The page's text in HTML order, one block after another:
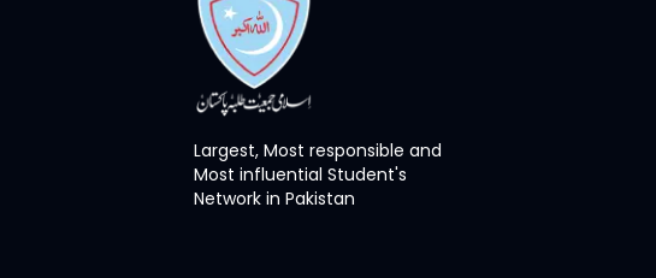
سمیت ملک بھرکے تعلیمی اداروں میں احتجاجی مظاہرے،
سیاہ پٹیاں، تصویری نمائش اور آگاہی ریلیاں منعقد کی جائیں
گی جن میں ہزاروں طلبہ شرکت کریں گے۔ مرکزی
سیکرٹری اطلاعات محمد طیب چوہان نے بتایا کہ یومِ سیاہ کے
موقع پر ناظم اعلیٰ اسلامی جمعیت طلبہ پاکستان حسن بلال
ہاشمی نے خصوصی پیغام جاری کیا ہے، جس میں انہوں نے
کہا ہے کہ یہ دن محض احتجاجی علامت نہیں بلکہ ایک فکری
تحریک کی عملی جھلک ہے جو یہ پیغام دے رہی ہے کہ
Largest, Most responsible and
Most influential Student's
Network in Pakistan